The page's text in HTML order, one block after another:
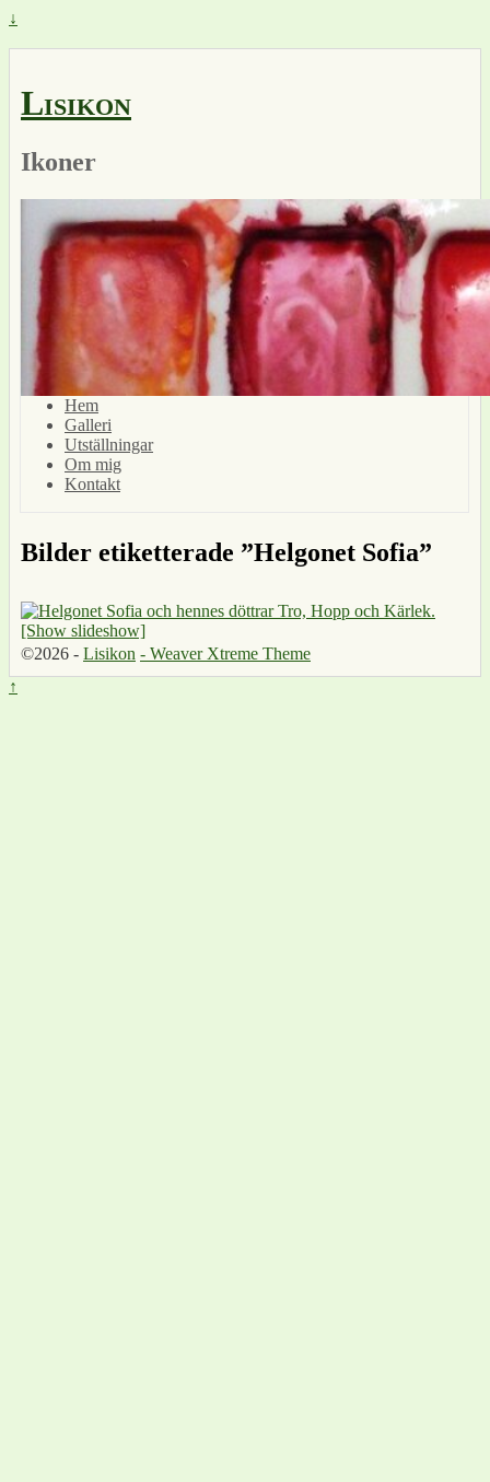
↓
Lisikon
Ikoner
Hem
Galleri
Utställningar
Om mig
Kontakt
Bilder etiketterade ”Helgonet Sofia”
[Show slideshow]
©2026 - Lisikon - Weaver Xtreme Theme
↑